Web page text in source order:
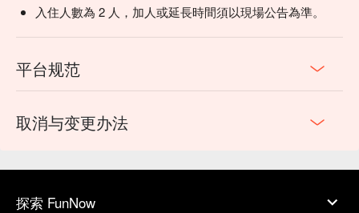
入住人數為 2 人，加人或延長時間須以現場公告為準。
平台规范
取消与变更办法
探索 FunNow